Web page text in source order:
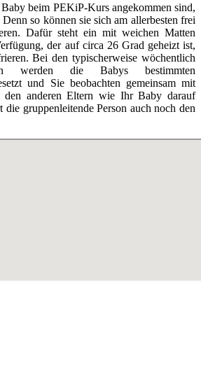
beim PEKiP-Kurs angekommen sind,
so können sie sich am allerbesten frei
Dafür steht ein mit weichen Matten
der auf circa 26 Grad geheizt ist,
Bei den typischerweise wöchentlich
werden die Babys bestimmten
und Sie beobachten gemeinsam mit
anderen Eltern wie Ihr Baby darauf
gruppenleitende Person auch noch den